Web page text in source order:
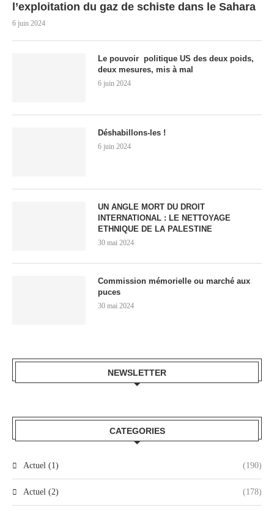
l’exploitation du gaz de schiste dans le Sahara
6 juin 2024
Le pouvoir politique US des deux poids,
deux mesures, mis à mal
6 juin 2024
Déshabillons-les !
6 juin 2024
UN ANGLE MORT DU DROIT
INTERNATIONAL : LE NETTOYAGE
ETHNIQUE DE LA PALESTINE
30 mai 2024
Commission mémorielle ou marché aux
puces
30 mai 2024
NEWSLETTER
CATEGORIES
Actuel (1) (190)
Actuel (2) (178)